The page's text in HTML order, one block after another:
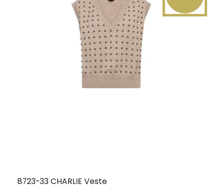
8723-33 CHARLIE Veste